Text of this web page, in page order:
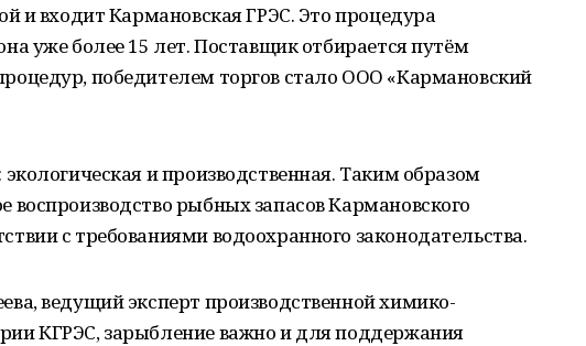
и входит Кармановская ГРЭС. Это процедура
уже более 15 лет. Поставщик отбирается путём
победителем торгов стало ООО «Кармановский
и производственная. Таким образом
воспроизводство рыбных запасов Кармановского
с требованиями водоохранного законодательства.
ведущий эксперт производственной химико-
КГРЭС, зарыбление важно и для поддержания